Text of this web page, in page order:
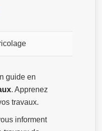
guide en
. Apprenez
travaux.
informent